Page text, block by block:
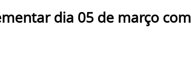
dia 05 de março com